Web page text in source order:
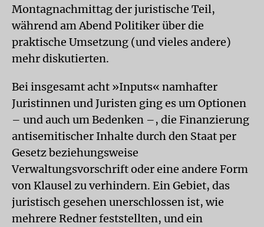
Montagnachmittag der juristische Teil,
während am Abend Politiker über die
praktische Umsetzung (und vieles andere)
mehr diskutierten.
Bei insgesamt acht »Inputs« namhafter
Juristinnen und Juristen ging es um Optionen
– und auch um Bedenken –, die Finanzierung
antisemitischer Inhalte durch den Staat per
Gesetz beziehungsweise
Verwaltungsvorschrift oder eine andere Form
von Klausel zu verhindern. Ein Gebiet, das
juristisch gesehen unerschlossen ist, wie
mehrere Redner feststellten, und ein